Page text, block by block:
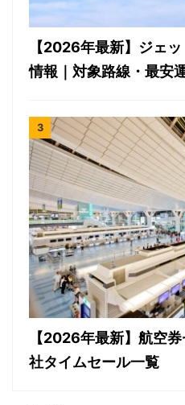
【2026年最新】ジェ
情報｜対象路線・最安
【2026年最新】航空
社タイムセール一覧